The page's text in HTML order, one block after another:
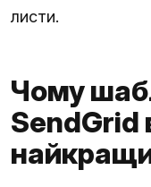
листи.
Чому
SendGrid